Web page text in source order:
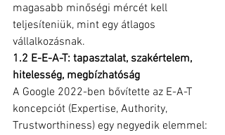
magasabb minőségi mércét kell
teljesíteniük, mint egy átlagos
vállalkozásnak.
1.2 E-E-A-T: tapasztalat, szakértelem,
hitelesség, megbízhatóság
A Google 2022-ben bővítette az E-A-T
koncepciót (Expertise, Authority,
Trustworthiness) egy negyedik elemmel: